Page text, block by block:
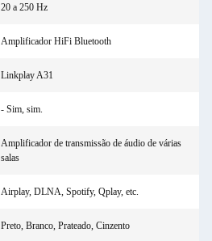
20 a 250 Hz
Amplificador HiFi Bluetooth
Linkplay A31
- Sim, sim.
Amplificador de transmissão de áudio de várias
salas
Airplay, DLNA, Spotify, Qplay, etc.
Preto, Branco, Prateado, Cinzento